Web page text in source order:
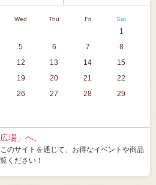
Wed Thu Fri Sat
1
5 6 7
8
12 13 14
15
19 20 21
22
26 27 28
29
場」へ。
のサイトを通じて、お得なイベントや商品
ください！